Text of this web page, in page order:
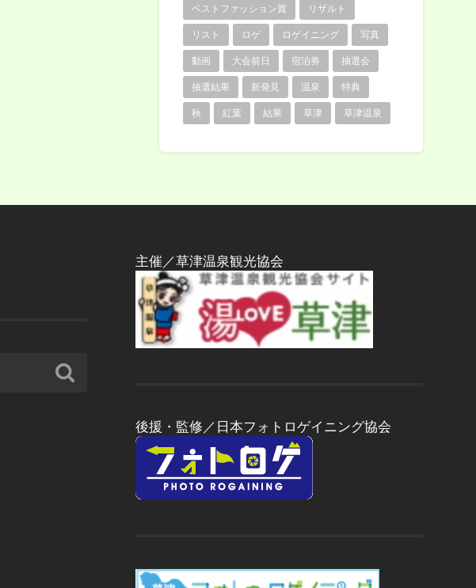
ベストファッション賞 リザルト
リスト ロゲ ロゲイニング 写真
動画 大会前日 宿泊券 抽選会
抽選結果 新発見 温泉 特典
秋 紅葉 結果 草津 草津温泉
主催／草津温泉観光協会
後援・監修／日本フォトロゲイニング協会